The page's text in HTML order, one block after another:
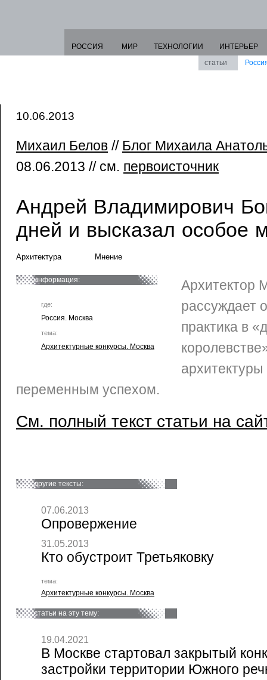
РОССИЯ МИР ТЕХНОЛОГИИ
ИНТЕРЬЕР
статьи
10.06.2013
Михаил Белов // Блог Михаила
08.06.2013 // см. первоисточник
Андрей Владимирович
дней и высказал особое
Архитектура Мнение
информация:
где:
Россия. Москва
тема:
Архитектурные конкурсы. Москва
Архитектор
рассуждает
практика в
переменным успехом.
См. полный текст статьи на
другие тексты:
07.06.2013
Опровержение
31.05.2013
Кто обустроит Третьяковку
тема:
Архитектурные конкурсы. Москва
статьи на эту тему:
19.04.2021
В Москве стартовал закрытый
застройки территории Южного